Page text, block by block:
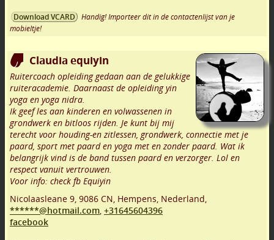
Download VCARD
Handig! Importeer dit in de contactenlijst van je
mobieltje!
Claudia equiyin
Ruitercoach opleiding gedaan aan de gelukkige
ruiteracademie. Daarnaast de opleiding yin
yoga en yoga nidra.
Ik geef les aan kinderen en volwassenen in
grondwerk en bitloos rijden. Je kunt bij mij
terecht voor houding-en zitlessen, grondwerk, connectie met je
paard, sport met paard en yoga met en zonder paard. Wat ik
belangrijk vind is de band tussen paard en verzorger. Lol en
respect vanuit vertrouwen.
Voor info: check fb Equiyin
Nicolaasleane 9, 9086 CN, Hempens, Nederland,
******@hotmail.com, +31645604396
facebook